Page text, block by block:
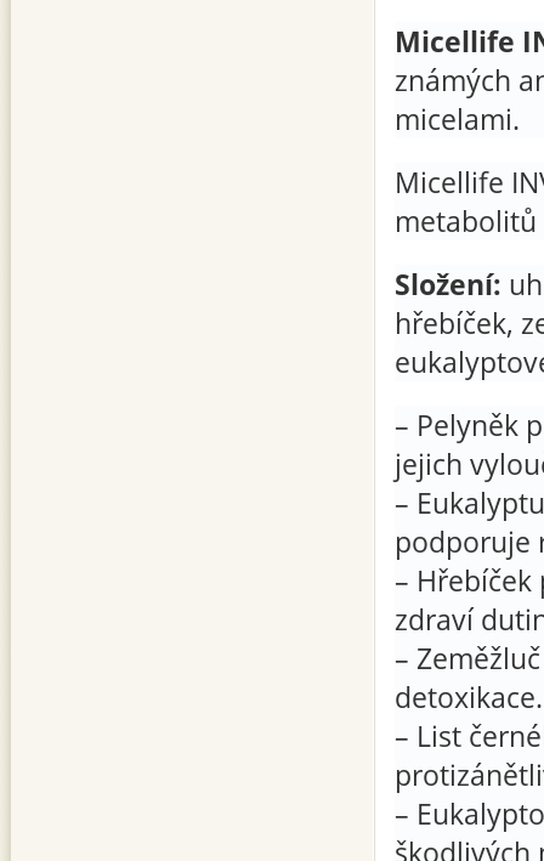
Micellife
známých
micelami.
Micellife
Složení:
hřebíček,
– Pelyněk
jejich
–
podporuje
–
zdraví
–
detoxikace.
– List
–
škodlivých